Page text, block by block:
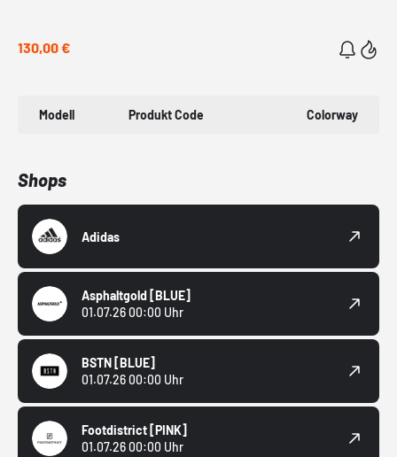
130,00 €
Modell Produkt Code Colorway
Shops
Adidas
Asphaltgold [BLUE]
01.07.26 00:00 Uhr
BSTN [BLUE]
01.07.26 00:00 Uhr
Footdistrict [PINK]
01.07.26 00:00 Uhr